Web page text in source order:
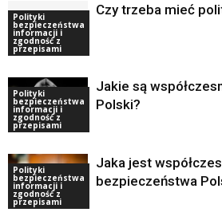
Polityki
bezpieczeństwa
informacji i
zgodność z
przepisami
Czy trzeba mieć
Polityki
bezpieczeństwa
informacji i
zgodność z
przepisami
Jakie są
Polski?
Polityki
bezpieczeństwa
informacji i
zgodność z
przepisami
Jaka jest
bezpieczeństwa